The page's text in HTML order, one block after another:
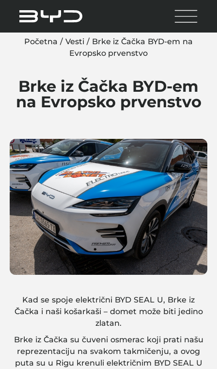
Početna / Vesti/ Brke iz Čačka BYD-em na
Evropsko prvenstvo
Brke iz Čačka BYD-em
na Evropsko prvenstvo
Kad se spoje električni BYD SEAL U, Brke iz
Čačka i naši košarkaši – domet može biti jedino
zlatan.
Brke iz Čačka su čuveni osmerac koji prati našu
reprezentaciju na svakom takmičenju, a ovog
puta su u Rigu krenuli električnim BYD SEAL U